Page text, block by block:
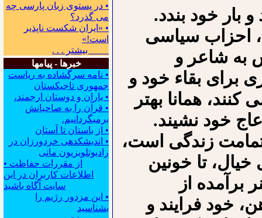
• در پستوی زبان پارسی چه
می گذرد؟
• «ایران شکست ناپذیر
است!»
بیشتر . . .
خبرها - پیامها
• نامه سرگشاده به ریاست
جمهوری تاجیکستان
• یاران و دوستان ارجمند،
• قرآن را به صاحبانش
برمیگردانیم.
• از باستان تا آستان
• اندیشکده‍ی خردورزان در
رادیوتلویزیون مانی
• از مقررات حفاظت
اطلاعات کاربران در این
سایت آگاه باشید
• این مزدور رژیم را
بشناسید
بار خود بندد.
احزاب سیاسی
به شاعر و
برای بقاء خود و
همانا بهتر
خود نشیند.
زندگی است،
خیال، تا خونین
برآمده از
خود فرایند و